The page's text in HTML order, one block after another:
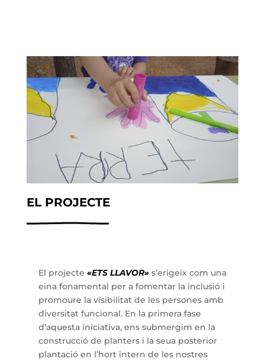
EL PROJECTE
El projecte «ETS LLAVOR»s’erigeix com una
eina fonamental per a fomentar la inclusió i
promoure la visibilitat de les persones amb
diversitat funcional. En la primera fase
d’aquesta iniciativa, ens submergim en la
construcció de planters i la seua posterior
plantació en l’hort intern de les nostres